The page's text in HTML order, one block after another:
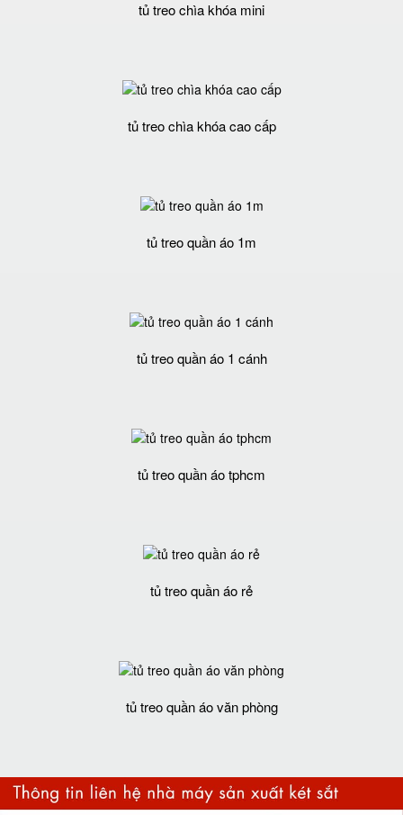
tủ treo chìa khóa mini
tủ treo chìa khóa cao cấp
tủ treo quần áo 1m
tủ treo quần áo 1 cánh
tủ treo quần áo tphcm
tủ treo quần áo rẻ
tủ treo quần áo văn phòng